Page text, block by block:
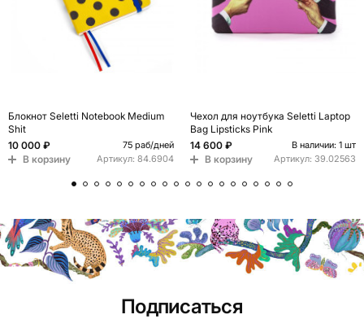
Блокнот Seletti Notebook Medium
Shit
10 000 ₽
75 раб/дней
В корзину Артикул: 84.6904
Чехол для ноутбука Seletti Laptop
Bag Lipsticks Pink
14 600 ₽
В наличии: 1 шт
В корзину Артикул: 39.02563
Подписаться